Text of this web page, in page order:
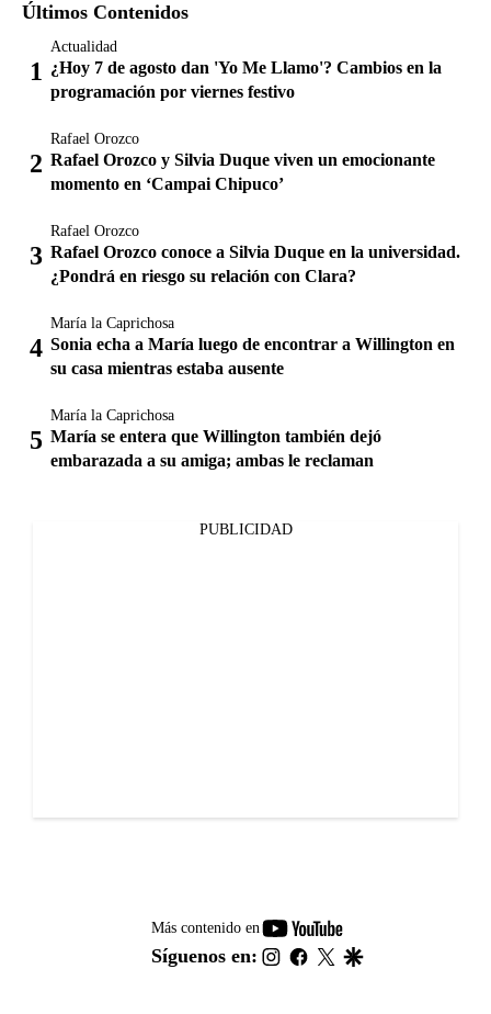
Últimos Contenidos
Actualidad
¿Hoy 7 de agosto dan 'Yo Me Llamo'? Cambios en la
programación por viernes festivo
Rafael Orozco
Rafael Orozco y Silvia Duque viven un emocionante
momento en ‘Campai Chipuco’
Rafael Orozco
Rafael Orozco conoce a Silvia Duque en la universidad.
¿Pondrá en riesgo su relación con Clara?
María la Caprichosa
Sonia echa a María luego de encontrar a Willington en
su casa mientras estaba ausente
María la Caprichosa
María se entera que Willington también dejó
embarazada a su amiga; ambas le reclaman
PUBLICIDAD
Más contenido en
youtube-
footer
Síguenos en: instagram
facebook
twitter